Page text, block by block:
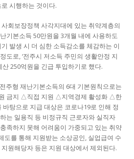
시행하는 것이다.
회보장정책 사각지대에 있는 취약계층의
기본소득 50만원을 3개월 내에 사용하도
발생 시 더 심한 소득감소를 체감하는 이
도로, ‘전주시 저소득 주민의 생활안정 지
산 250억원을 긴급 투입하기로 했다.
주형 재난기본소득의 6대 기본원칙으로는
금지 △직접 지원 △지역경제 활성화 △한
탕으로 지급 대상은 코로나19로 인해 정
는 일용직 등 비정규직 근로자와 실직자
족하지 못해 어려움이 가중되고 있는 취약
도를 통해 지원받는 소상공인, 실업급여 수
원해당자 등은 지원 대상에서 제외된다.